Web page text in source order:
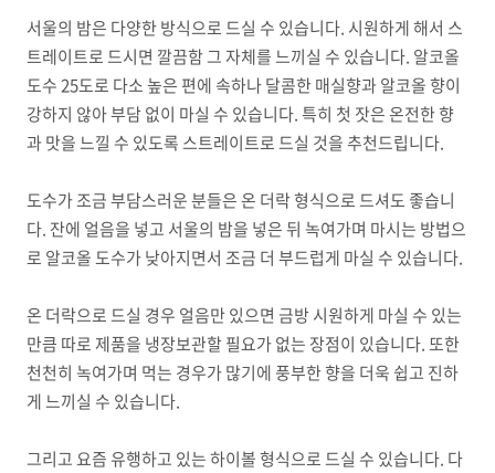
서울의 밤은 다양한 방식으로 드실 수 있습니다. 시원하게 해서 스
트레이트로 드시면 깔끔함 그 자체를 느끼실 수 있습니다. 알코올
도수 25도로 다소 높은 편에 속하나 달콤한 매실향과 알코올 향이
강하지 않아 부담 없이 마실 수 있습니다. 특히 첫 잣은 온전한 향
과 맛을 느낄 수 있도록 스트레이트로 드실 것을 추천드립니다.
도수가 조금 부담스러운 분들은 온 더락 형식으로 드셔도 좋습니
다. 잔에 얼음을 넣고 서울의 밤을 넣은 뒤 녹여가며 마시는 방법으
로 알코올 도수가 낮아지면서 조금 더 부드럽게 마실 수 있습니다.
온 더락으로 드실 경우 얼음만 있으면 금방 시원하게 마실 수 있는
만큼 따로 제품을 냉장보관할 필요가 없는 장점이 있습니다. 또한
천천히 녹여가며 먹는 경우가 많기에 풍부한 향을 더욱 쉽고 진하
게 느끼실 수 있습니다.
그리고 요즘 유행하고 있는 하이볼 형식으로 드실 수 있습니다. 다